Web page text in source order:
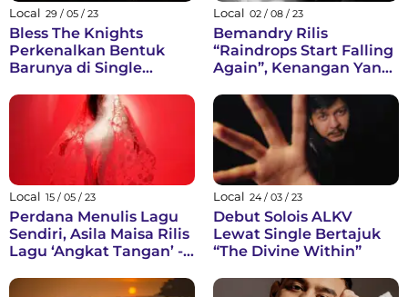
Local 29 / 05 / 23
Bless The Knights
Perkenalkan Bentuk
Barunya di Single
Local 02 / 08 / 23
Bemandry Rilis
“Raindrops Start Falling
Again”, Kenangan Yang
Ketika Hujan Datang
Local 15 / 05 / 23
Perdana Menulis Lagu
Sendiri, Asila Maisa Rilis
Lagu ‘Angkat Tangan’ -
Hubungan Toxic
Local 24 / 03 / 23
Debut Solois ALKV
Lewat Single Bertajuk
“The Divine Within”